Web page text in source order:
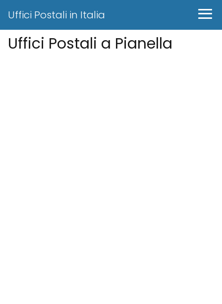
Uffici Postali in Italia
Uffici Postali a Pianella